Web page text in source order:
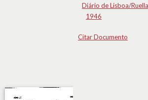
Diário de Lisboa/
1946
Citar Documento